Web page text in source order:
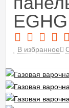
В избранное